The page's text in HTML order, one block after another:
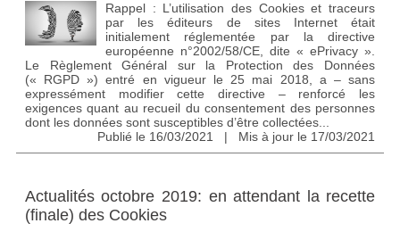
Rappel : L’utilisation des Cookies et traceurs
par les éditeurs de sites Internet était
initialement réglementée par la directive
européenne n°2002/58/CE, dite « ePrivacy ».
Le Règlement Général sur la Protection des Données
(« RGPD ») entré en vigueur le 25 mai 2018, a – sans
expressément modifier cette directive – renforcé les
exigences quant au recueil du consentement des personnes
dont les données sont susceptibles d’être collectées...
Publié le 16/03/2021 | Mis à jour le 17/03/2021
Actualités octobre 2019: en attendant la recette
(finale) des Cookies